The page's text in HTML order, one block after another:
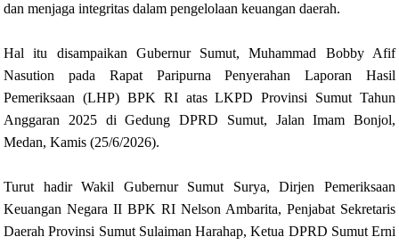
dan menjaga integritas dalam pengelolaan keuangan daerah.
Hal itu disampaikan Gubernur Sumut, Muhammad Bobby Afif
Nasution pada Rapat Paripurna Penyerahan Laporan Hasil
Pemeriksaan (LHP) BPK RI atas LKPD Provinsi Sumut Tahun
Anggaran 2025 di Gedung DPRD Sumut, Jalan Imam Bonjol,
Medan, Kamis (25/6/2026).
Turut hadir Wakil Gubernur Sumut Surya, Dirjen Pemeriksaan
Keuangan Negara II BPK RI Nelson Ambarita, Penjabat Sekretaris
Daerah Provinsi Sumut Sulaiman Harahap, Ketua DPRD Sumut Erni